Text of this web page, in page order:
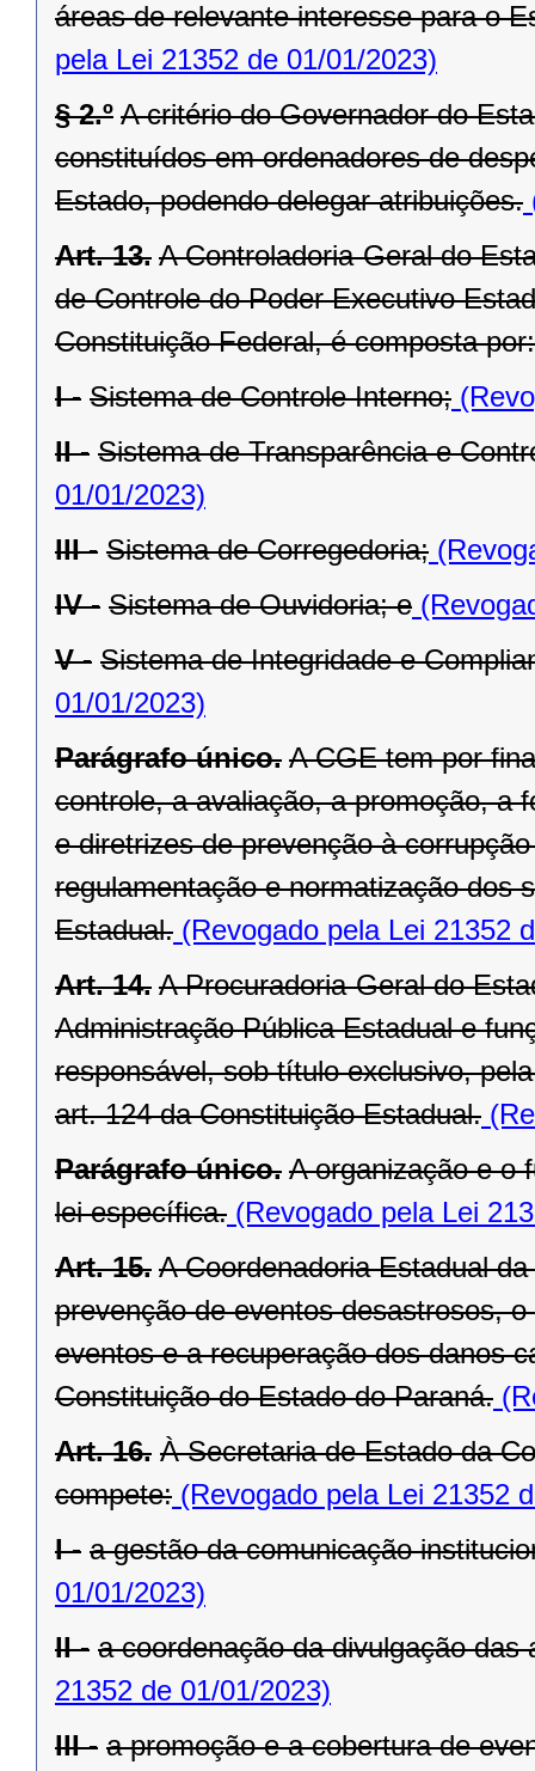
áreas de relevante interesse para o
pela Lei 21352 de 01/01/2023)
§ 2.º A critério do Governador do
constituídos em ordenadores de
Estado, podendo delegar atribuições.
Art. 13. A Controladoria-Geral do
de Controle do Poder Executivo
Constituição Federal, é composta por:
I - Sistema de Controle Interno;
II - Sistema de Transparência e
01/01/2023)
III - Sistema de Corregedoria;
IV - Sistema de Ouvidoria; e
V - Sistema de Integridade e
01/01/2023)
Parágrafo único. A CGE tem por
controle, a avaliação, a promoção, a
e diretrizes de prevenção à
regulamentação e normatização dos
Estadual. (Revogado pela Lei 21352
Art. 14. A Procuradoria-Geral do
Administração Pública Estadual e
responsável, sob título exclusivo,
art. 124 da Constituição Estadual.
Parágrafo único. A organização e o
lei específica. (Revogado pela Lei
Art. 15. A Coordenadoria Estadual
prevenção de eventos desastrosos,
eventos e a recuperação dos danos
Constituição do Estado do Paraná.
Art. 16. À Secretaria de Estado da
compete: (Revogado pela Lei 21352
I - a gestão da comunicação
01/01/2023)
II - a coordenação da divulgação das
21352 de 01/01/2023)
III - a promoção e a cobertura de